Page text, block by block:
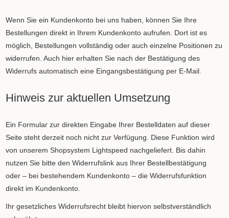
Wenn Sie ein Kundenkonto bei uns haben, können Sie Ihre
Bestellungen direkt in Ihrem Kundenkonto aufrufen. Dort ist es
möglich, Bestellungen vollständig oder auch einzelne Positionen zu
widerrufen. Auch hier erhalten Sie nach der Bestätigung des
Widerrufs automatisch eine Eingangsbestätigung per E-Mail.
Hinweis zur aktuellen Umsetzung
Ein Formular zur direkten Eingabe Ihrer Bestelldaten auf dieser
Seite steht derzeit noch nicht zur Verfügung. Diese Funktion wird
von unserem Shopsystem Lightspeed nachgeliefert. Bis dahin
nutzen Sie bitte den Widerrufslink aus Ihrer Bestellbestätigung
oder – bei bestehendem Kundenkonto – die Widerrufsfunktion
direkt im Kundenkonto.
Ihr gesetzliches Widerrufsrecht bleibt hiervon selbstverständlich